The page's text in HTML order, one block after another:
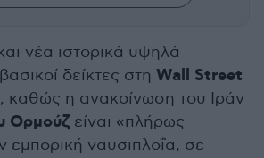
νέα ιστορικά υψηλά
δείκτες στη Wall Street
καθώς η ανακοίνωση του Ιράν
Ορμούζ είναι «πλήρως
εμπορική ναυσιπλοΐα, σε